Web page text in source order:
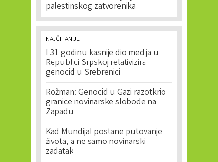
palestinskog zatvorenika
NAJČITANIJE
I 31 godinu kasnije dio medija u
Republici Srpskoj relativizira
genocid u Srebrenici
Rožman: Genocid u Gazi razotkrio
granice novinarske slobode na
Zapadu
Kad Mundijal postane putovanje
života, a ne samo novinarski
zadatak